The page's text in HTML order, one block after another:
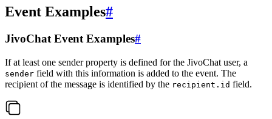
Event Examples#
JivoChat Event Examples#
If at least one sender property is defined for the JivoChat user, a
sender field with this information is added to the event. The
recipient of the message is identified by the recipient.id field.